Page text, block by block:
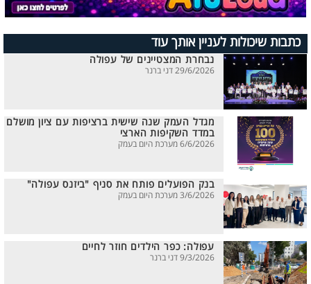
כתבות שיכולות לעניין אותך עוד
נבחרת המצטיינים של עפולה
29/6/2026 דני ברנר
מגדל העמק שנה שישית ברציפות עם ציון מושלם
במדד השקיפות הארצי
6/6/2026 מערכת היום בעמק
בנק הפועלים פותח את סניף "ביזנס עפולה"
3/6/2026 מערכת היום בעמק
עפולה: כפר הילדים חוזר לחיים
9/3/2026 דני ברנר